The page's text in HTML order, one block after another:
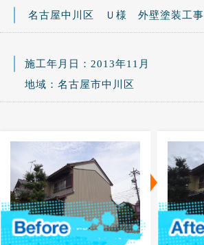
名古屋中川区 Ｕ様 外壁塗装工事
施工年月日：2013年11月
地域：名古屋市中川区